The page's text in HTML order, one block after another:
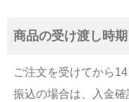
商品の受け渡し時期
ご注文を受けてから
振込の場合は、入金確